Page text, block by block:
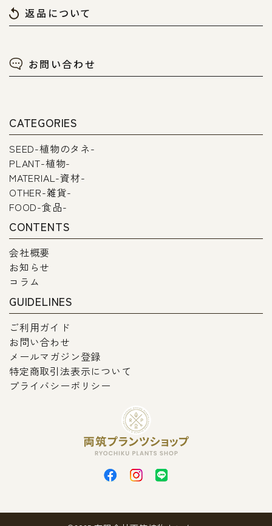
返品について
お問い合わせ
CATEGORIES
SEED-植物のタネ-
PLANT-植物-
MATERIAL-資材-
OTHER-雑貨-
FOOD-食品-
CONTENTS
会社概要
お知らせ
コラム
GUIDELINES
ご利用ガイド
お問い合わせ
メールマガジン登録
特定商取引法表示について
プライバシーポリシー